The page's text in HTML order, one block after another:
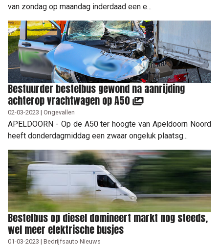
van zondag op maandag inderdaad een e...
Bestuurder bestelbus gewond na aanrijding
achterop vrachtwagen op A50
02-03-2023 | Ongevallen
APELDOORN - Op de A50 ter hoogte van Apeldoorn Noord
heeft donderdagmiddag een zwaar ongeluk plaatsg...
Bestelbus op diesel domineert markt nog steeds,
wel meer elektrische busjes
01-03-2023 | Bedrijfsauto Nieuws